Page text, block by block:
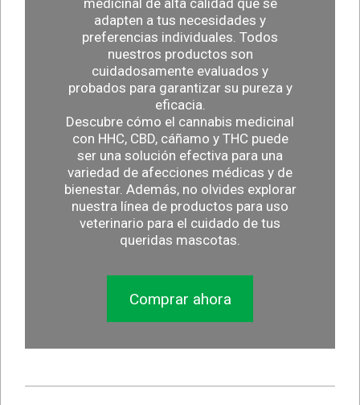
adapten a tus necesidades y
preferencias individuales. Todos
nuestros productos son
cuidadosamente evaluados y
probados para garantizar su pureza y
eficacia.
Descubre cómo el cannabis medicinal
con HHC, CBD, cáñamo y THC puede
ser una solución efectiva para una
variedad de afecciones médicas y de
bienestar. Además, no olvides explorar
nuestra línea de productos para uso
veterinario para el cuidado de tus
queridas mascotas.
Comprar ahora